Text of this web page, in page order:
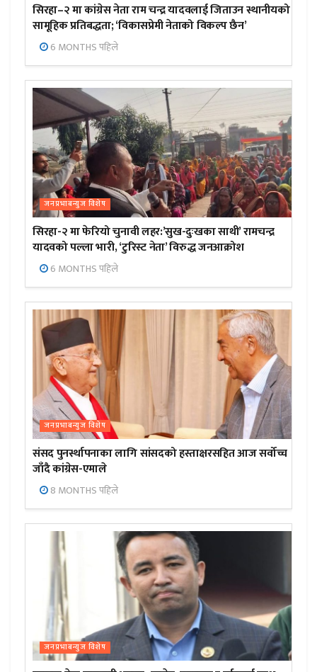
सिरहा–२ मा कांग्रेस नेता राम चन्द्र यादवलाई जिताउन स्थानीयको
सामूहिक प्रतिबद्धता; ‘विकासप्रेमी नेताको विकल्प छैन’
6 MONTHS पहिले
जनप्रभाबन्युज विशेष
सिरहा-२ मा फेरियो चुनावी लहर:’सुख-दुःखका साथी’ रामचन्द्र
यादवको पल्ला भारी, ‘टुरिस्ट नेता’ विरुद्ध जनआक्रोश
6 MONTHS पहिले
जनप्रभाबन्युज विशेष
संसद पुनर्स्थापनाका लागि सांसदको हस्ताक्षरसहित आज सर्वोच्च
जाँदै कांग्रेस-एमाले
8 MONTHS पहिले
जनप्रभाबन्युज विशेष